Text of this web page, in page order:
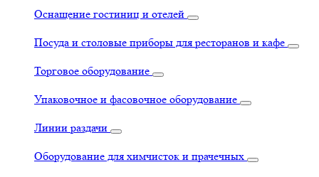
Оснащение гостиниц и отелей
Посуда и столовые приборы для ресторанов и кафе
Торговое оборудование
Упаковочное и фасовочное оборудование
Линии раздачи
Оборудование для химчисток и прачечных